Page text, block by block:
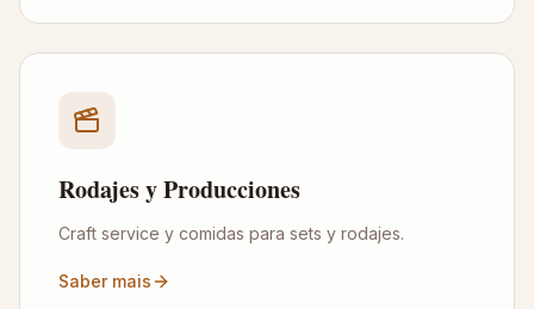
Rodajes y Producciones
Craft service y comidas para sets y rodajes.
Saber mais